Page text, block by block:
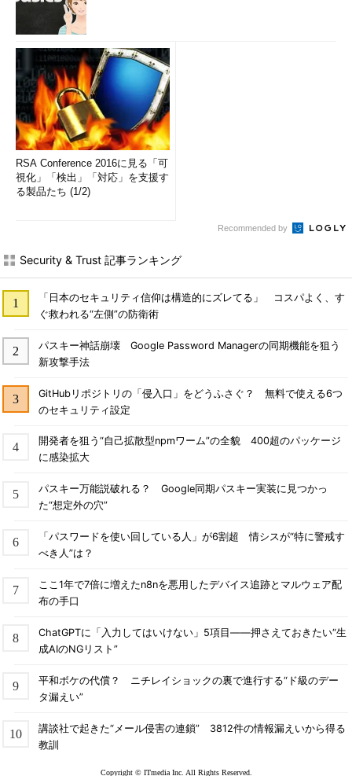
RSA Conference 2016に見る「可
視化」「検出」「対応」を支援す
る製品たち (1/2)
Recommended by
Security & Trust 記事ランキング
「日本のセキュリティ信仰は構造的にズレてる」 コスパよく、す
ぐ救われる“左側”の防衛術
パスキー神話崩壊 Google Password Managerの同期機能を狙う
新攻撃手法
GitHubリポジトリの「侵入口」をどうふさぐ？ 無料で使える6つ
のセキュリティ設定
開発者を狙う“自己拡散型npmワーム”の全貌 400超のパッケージ
に感染拡大
パスキー万能説破れる？ Google同期パスキー実装に見つかっ
た“想定外の穴”
「パスワードを使い回している人」が6割超 情シスが“特に警戒す
べき人”は？
ここ1年で7倍に増えたn8nを悪用したデバイス追跡とマルウェア配
布の手口
ChatGPTに「入力してはいけない」5項目――押さえておきたい“生
成AIのNGリスト”
平和ボケの代償？ ニチレイショックの裏で進行する“ド級のデー
タ漏えい”
講談社で起きた“メール侵害の連鎖” 3812件の情報漏えいから得る
教訓
Copyright © ITmedia Inc. All Rights Reserved.